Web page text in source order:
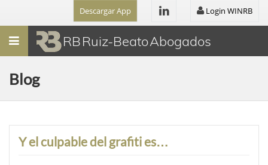
Descargar App Login WINRB
Menú RB Ruiz-Beato Abogados
Blog
Y el culpable del grafiti es…